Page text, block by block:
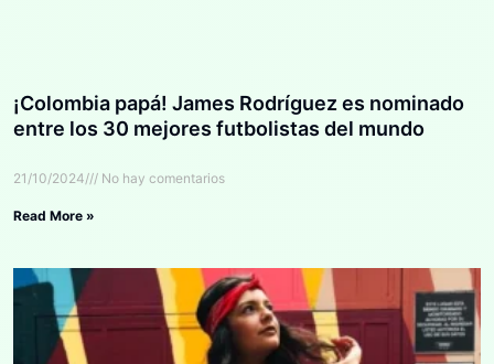
¡Colombia papá! James Rodríguez es nominado
entre los 30 mejores futbolistas del mundo
21/10/2024 No hay comentarios
Read More »